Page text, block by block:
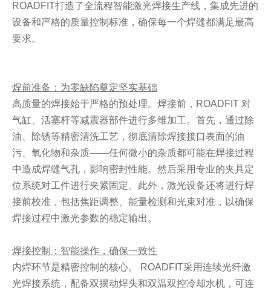
ROADFIT打造了全流程智能激光焊接生产线，集成先进的
设备和严格的质量控制标准，确保每一个焊缝都满足最高
要求。
焊前准备：为零缺陷奠定坚实基础
高质量的焊接始于严格的预处理。焊接前，ROADFIT 对
气缸、活塞杆等减震器部件进行多维加工。首先，通过除
油、除锈等精密清洗工艺，彻底清除焊接接口表面的油
污、氧化物和杂质——任何微小的杂质都可能在焊接过程
中造成焊缝气孔，影响密封性能。然后采用专业的夹具定
位系统对工件进行夹紧固定。此外，激光设备还将进行焊
接前校准，包括焦距调整、能量检测和光束对准，以确保
焊接过程中激光参数的稳定输出。
焊接控制：智能操作，确保一致性
内焊环节是精密控制的核心。 ROADFIT采用连续光纤激
光焊接系统，配备双摆动焊头和双温双控冷却水机，可连